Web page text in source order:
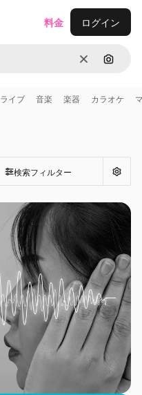
消去 画像で
料金 ログイン
ライブ 音楽 楽器 カラオケ
検索フィルター